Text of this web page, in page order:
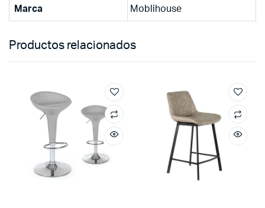
Marca Moblihouse
Productos relacionados